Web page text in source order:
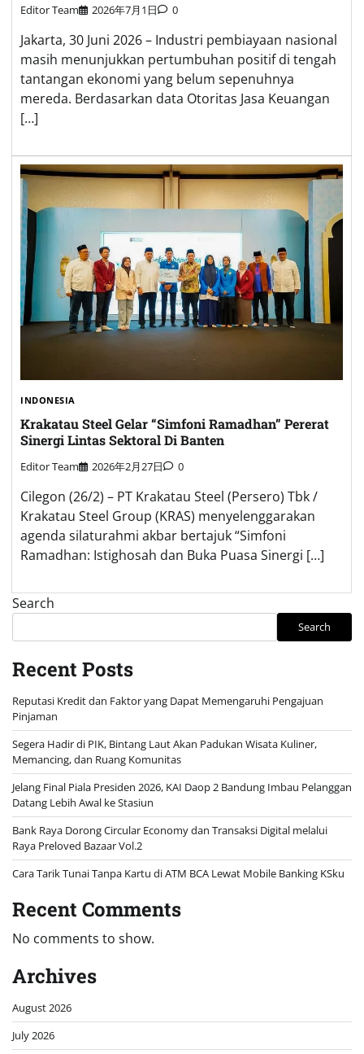
Editor Team 2026年7月1日 0
Jakarta, 30 Juni 2026 – Industri pembiayaan nasional
masih menunjukkan pertumbuhan positif di tengah
tantangan ekonomi yang belum sepenuhnya
mereda. Berdasarkan data Otoritas Jasa Keuangan
[…]
INDONESIA
Krakatau Steel Gelar “Simfoni Ramadhan” Pererat
Sinergi Lintas Sektoral Di Banten
Editor Team 2026年2月27日 0
Cilegon (26/2) – PT Krakatau Steel (Persero) Tbk /
Krakatau Steel Group (KRAS) menyelenggarakan
agenda silaturahmi akbar bertajuk “Simfoni
Ramadhan: Istighosah dan Buka Puasa Sinergi […]
Search
Search
Recent Posts
Reputasi Kredit dan Faktor yang Dapat Memengaruhi Pengajuan
Pinjaman
Segera Hadir di PIK, Bintang Laut Akan Padukan Wisata Kuliner,
Memancing, dan Ruang Komunitas
Jelang Final Piala Presiden 2026, KAI Daop 2 Bandung Imbau Pelanggan
Datang Lebih Awal ke Stasiun
Bank Raya Dorong Circular Economy dan Transaksi Digital melalui
Raya Preloved Bazaar Vol.2
Cara Tarik Tunai Tanpa Kartu di ATM BCA Lewat Mobile Banking KSku
Recent Comments
No comments to show.
Archives
August 2026
July 2026